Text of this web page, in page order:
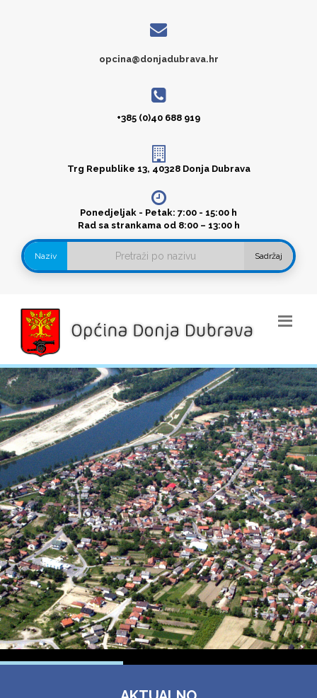
opcina@donjadubrava.hr
+385 (0)40 688 919
Trg Republike 13, 40328 Donja Dubrava
Ponedjeljak - Petak: 7:00 - 15:00 h
Rad sa strankama od 8:00 – 13:00 h
Naziv Sadržaj